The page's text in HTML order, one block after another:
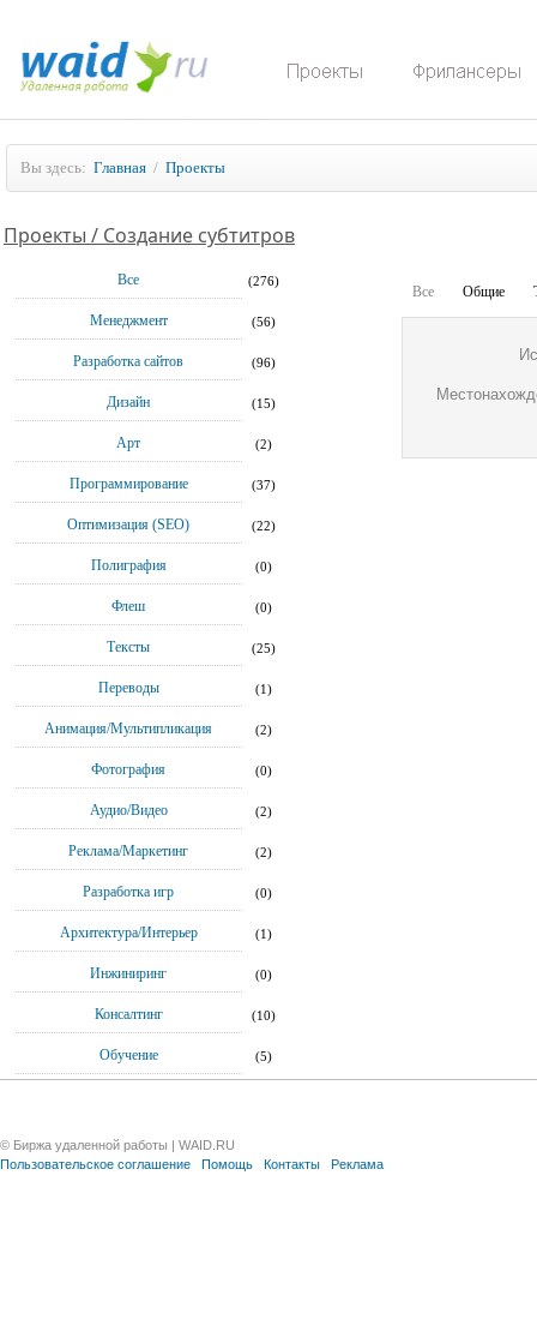
Вы здесь: Главная / Проекты
Проекты / Создание субтитров
Все (276)
Менеджмент (56)
Разработка сайтов (96)
Дизайн (15)
Арт (2)
Программирование (37)
Оптимизация (SEO) (22)
Полиграфия (0)
Флеш (0)
Тексты (25)
Переводы (1)
Анимация/Мультипликация (2)
Фотография (0)
Аудио/Видео (2)
Реклама/Маркетинг (2)
Разработка игр (0)
Архитектура/Интерьер (1)
Инжиниринг (0)
Консалтинг (10)
Обучение (5)
Все Общие
© Биржа удаленной работы | WAID.RU
Пользовательское соглашение
Помощь Контакты Реклама